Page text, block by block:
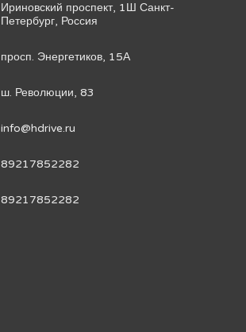
Ириновский проспект, 1Ш Санкт-
Петербург, Россия
просп. Энергетиков, 15А
ш. Революции, 83
info@hdrive.ru
89217852282
89217852282